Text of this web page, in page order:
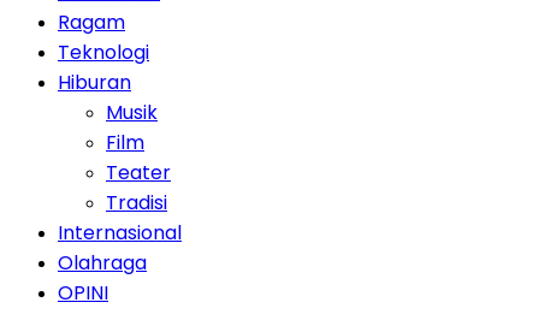
Ragam
Teknologi
Hiburan
Musik
Film
Teater
Tradisi
Internasional
Olahraga
OPINI